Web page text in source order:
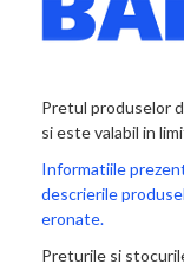
Pretul produselor
si este valabil in
Informatiile
descrierile
eronate.
Preturile si